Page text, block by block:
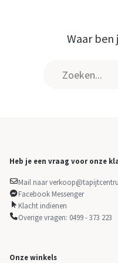
Waar ben
Heb je een vraag voor onze
Mail naar
Facebook Messenger
Klacht indienen
Overige vragen: 0499 - 373 223
Onze winkels